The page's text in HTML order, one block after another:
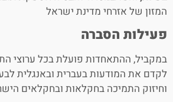
המזון של אזרחי מדינת ישראל
פעילות הסברה
במקביל, ההתאחדות פועלת בכל ערוצי
לקדם את המודעות בעברית ובאנגלית
וחיזוק התמיכה בחקלאות ובחקלאים